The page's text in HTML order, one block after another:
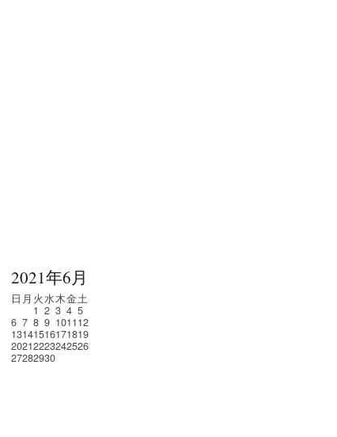
2021年6月
日 月 火水木金土
1 2 3 4 5
6 7 8 9 101112
13141516171819
20212223242526
27282930